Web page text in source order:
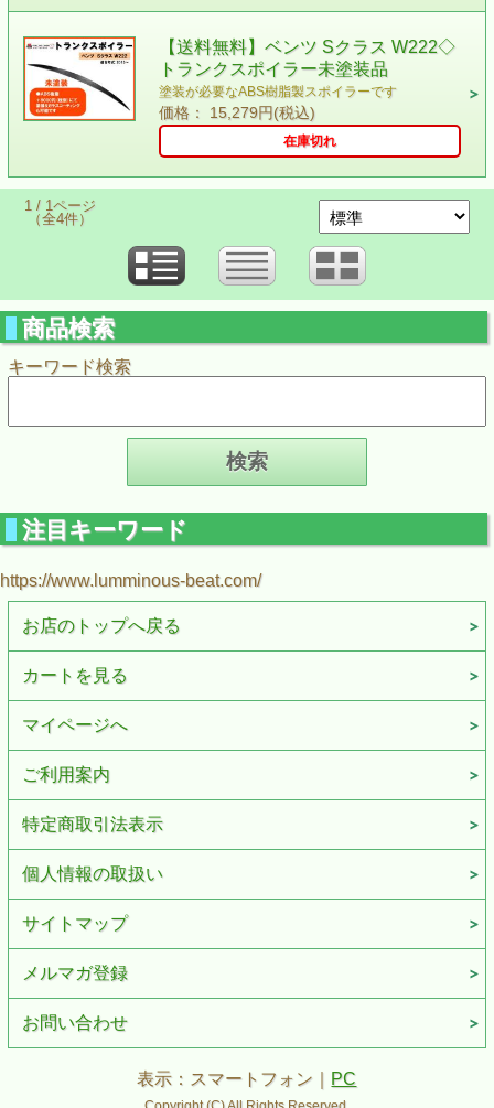
【送料無料】ベンツ Sクラス W222◇
トランクスポイラー未塗装品
塗装が必要なABS樹脂製スポイラーです
価格： 15,279円(税込)
在庫切れ
1 / 1ページ
（全4件）
商品検索
キーワード検索
注目キーワード
https://www.lumminous-beat.com/
お店のトップへ戻る
カートを見る
マイページへ
ご利用案内
特定商取引法表示
個人情報の取扱い
サイトマップ
メルマガ登録
お問い合わせ
表示：スマートフォン｜ PC